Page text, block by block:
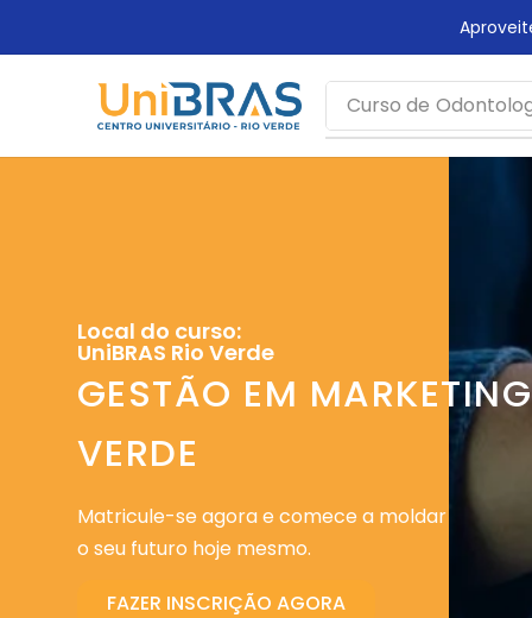
Curso de
Local do curso:
UniBRAS Rio Verde
GESTÃO EM
VERDE
Matricule-se agora e comece a moldar
o seu futuro hoje mesmo.
FAZER INSCRIÇÃO AGORA